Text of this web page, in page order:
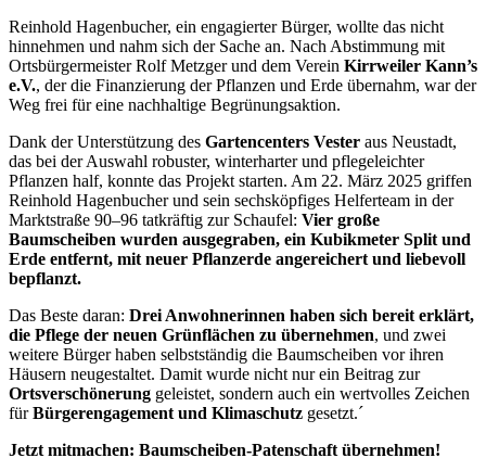
Reinhold Hagenbucher, ein engagierter Bürger, wollte das nicht
hinnehmen und nahm sich der Sache an. Nach Abstimmung mit
Ortsbürgermeister Rolf Metzger und dem Verein Kirrweiler Kann’s
e.V., der die Finanzierung der Pflanzen und Erde übernahm, war der
Weg frei für eine nachhaltige Begrünungsaktion.
Dank der Unterstützung des Gartencenters Vester aus Neustadt,
das bei der Auswahl robuster, winterharter und pflegeleichter
Pflanzen half, konnte das Projekt starten. Am 22. März 2025 griffen
Reinhold Hagenbucher und sein sechsköpfiges Helferteam in der
Marktstraße 90–96 tatkräftig zur Schaufel: Vier große
Baumscheiben wurden ausgegraben, ein Kubikmeter Split und
Erde entfernt, mit neuer Pflanzerde angereichert und liebevoll
bepflanzt.
Das Beste daran: Drei Anwohnerinnen haben sich bereit erklärt,
die Pflege der neuen Grünflächen zu übernehmen, und zwei
weitere Bürger haben selbstständig die Baumscheiben vor ihren
Häusern neugestaltet. Damit wurde nicht nur ein Beitrag zur
Ortsverschönerung geleistet, sondern auch ein wertvolles Zeichen
fürBürgerengagement und Klimaschutz gesetzt.´
Jetzt mitmachen: Baumscheiben-Patenschaft übernehmen!